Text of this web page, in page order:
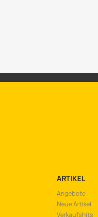
ARTIKEL
Angebote
Neue Artikel
Verkaufshits